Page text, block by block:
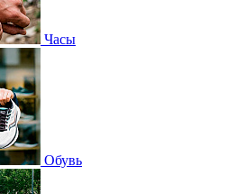
Часы
Обувь